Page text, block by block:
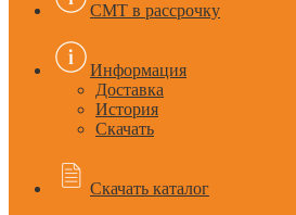
CMT в рассрочку
Информация
Доставка
История
Скачать
Скачать каталог